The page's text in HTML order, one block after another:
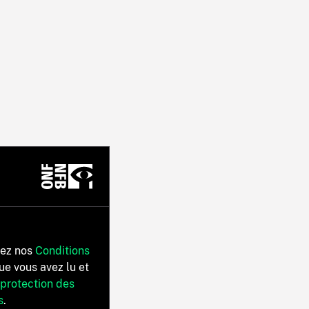
nos Conditions
vous avez lu et
des
.